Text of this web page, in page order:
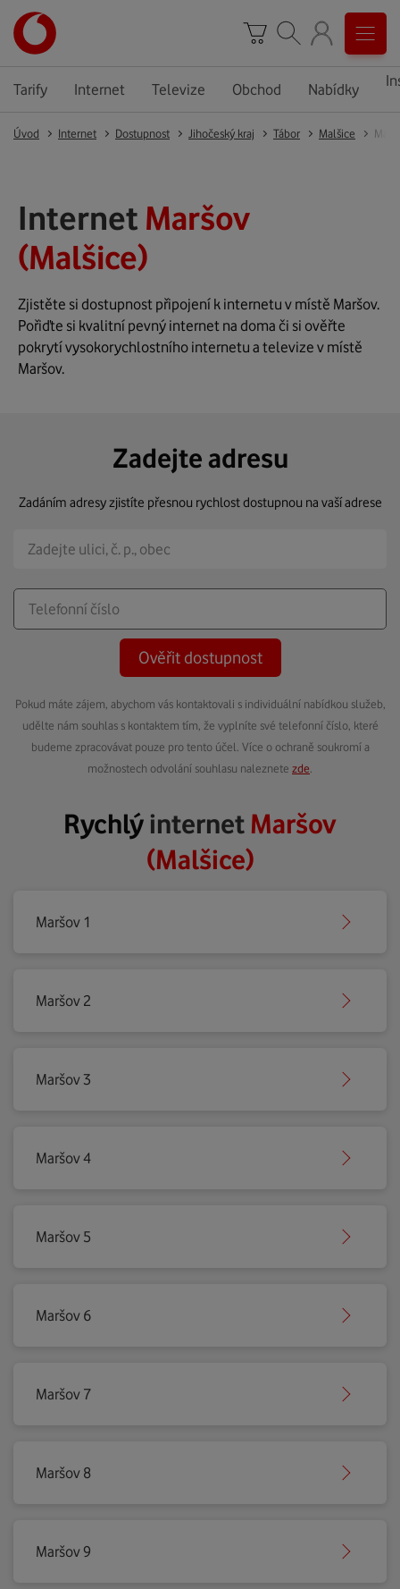
Tarify Internet Televize Obchod Nabídky
Úvod Internet Dostupnost Jihočeský kraj Tábor Malšice
Internet Maršov
(Malšice)
Zjistěte si dostupnost připojení k internetu v místě Maršov.
Pořiďte si kvalitní pevný internet na doma či si ověřte
pokrytí vysokorychlostního internetu a televize v místě
Maršov.
Zadejte adresu
Zadáním adresy zjistíte přesnou rychlost dostupnou na vaší adrese
Ověřit dostupnost
Pokud máte zájem, abychom vás kontaktovali s individuální nabídkou služeb,
udělte nám souhlas s kontaktem tím, že vyplníte své telefonní číslo, které
budeme zpracovávat pouze pro tento účel. Více o ochraně soukromí a
možnostech odvolání souhlasu naleznete zde
Rychlýinternet Maršov
(Malšice)
Maršov 1
Maršov 2
Maršov 3
Maršov 4
Maršov 5
Maršov 6
Maršov 7
Maršov 8
Maršov 9